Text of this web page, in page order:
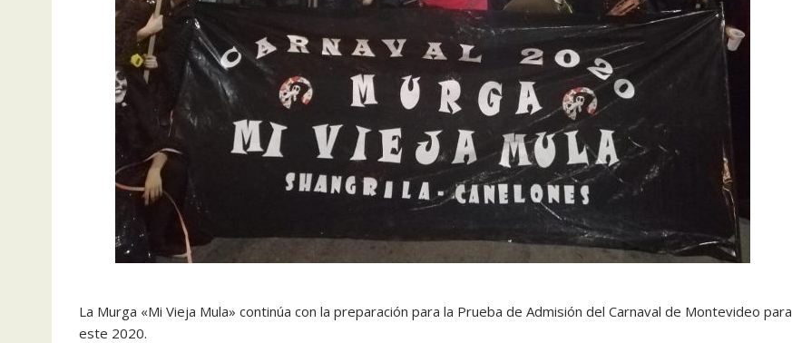
La Murga «Mi Vieja Mula» continúa con la preparación para la Prueba de Admisión del Carnaval de Montevideo para
este 2020.